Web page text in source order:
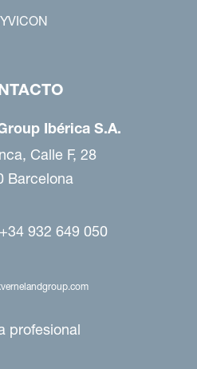
Ibérica S.A.
Calle F, 28
Barcelona
932 649 050
profesional